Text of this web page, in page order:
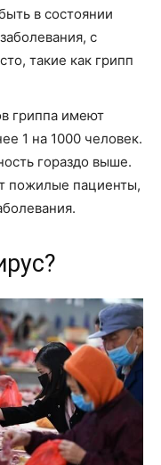
в состоянии
с
такие как грипп
гриппа имеют
1 на 1000 человек.
гораздо выше.
пожилые пациенты,